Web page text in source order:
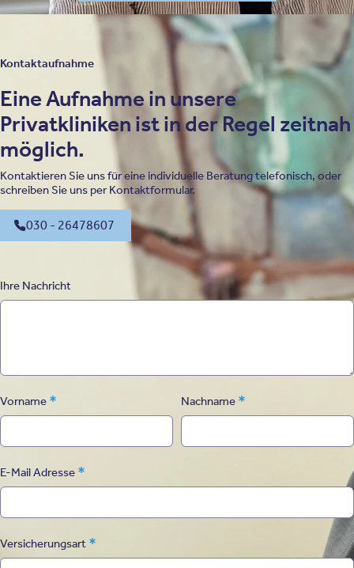
Kontaktaufnahme
Eine Aufnahme in unsere
Privatkliniken ist in der Regel zeitnah
möglich.
Kontaktieren Sie uns für eine individuelle Beratung telefonisch, oder
schreiben Sie uns per Kontaktformular.
030 - 26478607
Ihre Nachricht
Vorname * Nachname *
E-Mail Adresse *
Versicherungsart *